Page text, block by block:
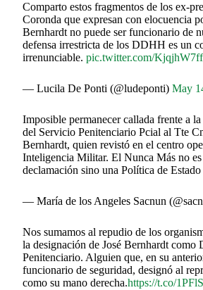
Comparto estos fragmentos de los ex-
Coronda que expresan con elocuencia
Bernhardt no puede ser funcionario de
defensa irrestricta de los DDHH es un
irrenunciable.pic.twitter.com/
— Lucila De Ponti (@ludeponti)May
Imposible permanecer callada frente a
del Servicio Penitenciario Pcial al Tte
Bernhardt, quien revistó en el centro
Inteligencia Militar. El Nunca Más no es
declamación sino una Política de Estado
— María de los Angeles Sacnun
Nos sumamos al repudio de los
la designación de José Bernhardt como
Penitenciario. Alguien que, en su
funcionario de seguridad, designó al
como su mano derecha.https://t.co/